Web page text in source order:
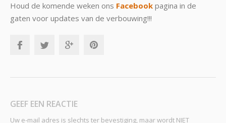
Houd de komende weken ons Facebook pagina in de
gaten voor updates van de verbouwing!!!
GEEF EEN REACTIE
Uw e-mail adres is slechts ter bevestiging, maar wordt NIET